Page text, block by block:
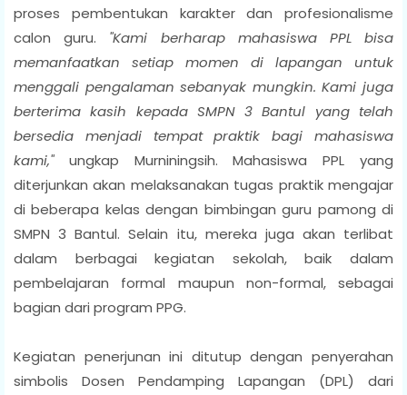
proses pembentukan karakter dan profesionalisme
calon guru. "Kami berharap mahasiswa PPL bisa
memanfaatkan setiap momen di lapangan untuk
menggali pengalaman sebanyak mungkin. Kami juga
berterima kasih kepada SMPN 3 Bantul yang telah
bersedia menjadi tempat praktik bagi mahasiswa
kami,"ungkap Murniningsih. Mahasiswa PPL yang
diterjunkan akan melaksanakan tugas praktik mengajar
di beberapa kelas dengan bimbingan guru pamong di
SMPN 3 Bantul. Selain itu, mereka juga akan terlibat
dalam berbagai kegiatan sekolah, baik dalam
pembelajaran formal maupun non-formal, sebagai
bagian dari program PPG.
Kegiatan penerjunan ini ditutup dengan penyerahan
simbolis Dosen Pendamping Lapangan (DPL) dari